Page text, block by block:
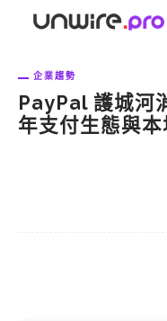
企業趨勢
PayPal 護城河
年支付生態與